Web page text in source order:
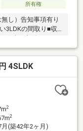
所有権
し）告知事項有り
3LDKの間取り■収
ウトドア・DIY動線
約27分■山南中学
内覧・ご見学もご
を承っております！
』などのご相談は
い！
4SLDK
2
2
月(築42年2ヶ月)